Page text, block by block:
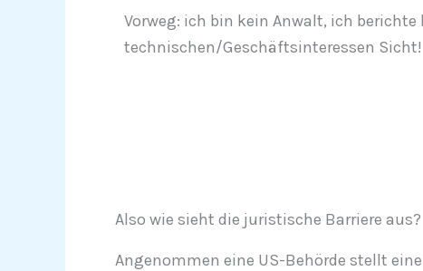
Vorweg: ich bin kein Anwalt, ich
technischen/Geschäftsinteressen Sicht!
Also wie sieht die juristische Barriere aus?
Angenommen eine US-Behörde stellt